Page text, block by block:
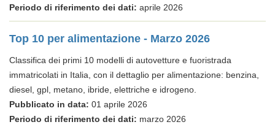
Periodo di riferimento dei dati: aprile 2026
Top 10 per alimentazione - Marzo 2026
Classifica dei primi 10 modelli di autovetture e fuoristrada
immatricolati in Italia, con il dettaglio per alimentazione: benzina,
diesel, gpl, metano, ibride, elettriche e idrogeno.
Pubblicato in data: 01 aprile 2026
Periodo di riferimento dei dati: marzo 2026